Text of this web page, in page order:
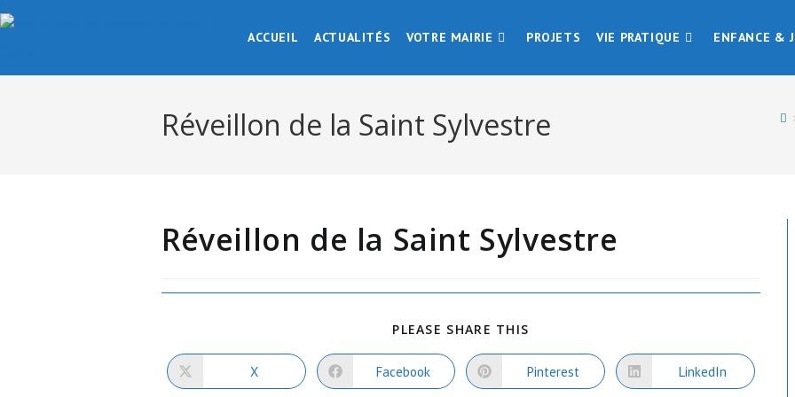
Skip
to
ACCUEIL ACTUALITÉS VOTRE MAIRIE PROJETS VIE PRATIQUE ENFANCE &
Réveillon de la Saint Sylvestre
Réveillon de la Saint Sylvestre
PLEASE SHARE THIS
CONTENU
Ouvrir
dans
X Ouvrir
dans
Facebook Ouvrir
dans
Pinterest Ouvrir
dans
LinkedIn